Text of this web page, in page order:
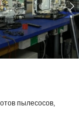
пылесосов,